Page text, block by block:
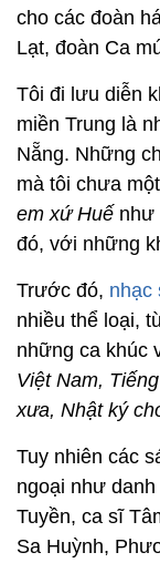
cho các đoàn
Lạt, đoàn Ca
Tôi đi lưu diễn
miền Trung là
Nẵng. Những
mà tôi chưa
em xứ Huế như
đó, với những
Trước đó, nhạc
nhiều thể loại,
những ca khúc
Việt Nam,
xưa, Nhật ký
Tuy nhiên các
ngoại như
Tuyền, ca sĩ
Sa Huỳnh,